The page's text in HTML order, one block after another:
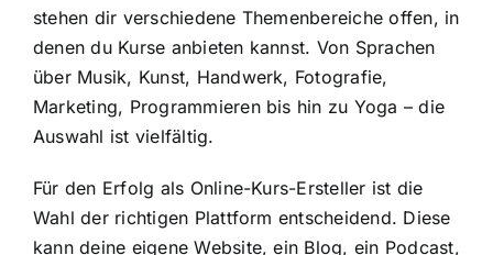
stehen dir verschiedene Themenbereiche offen, in
denen du Kurse anbieten kannst. Von Sprachen
über Musik, Kunst, Handwerk, Fotografie,
Marketing, Programmieren bis hin zu Yoga – die
Auswahl ist vielfältig.
Für den Erfolg als Online-Kurs-Ersteller ist die
Wahl der richtigen Plattform entscheidend. Diese
kann deine eigene Website, ein Blog, ein Podcast,